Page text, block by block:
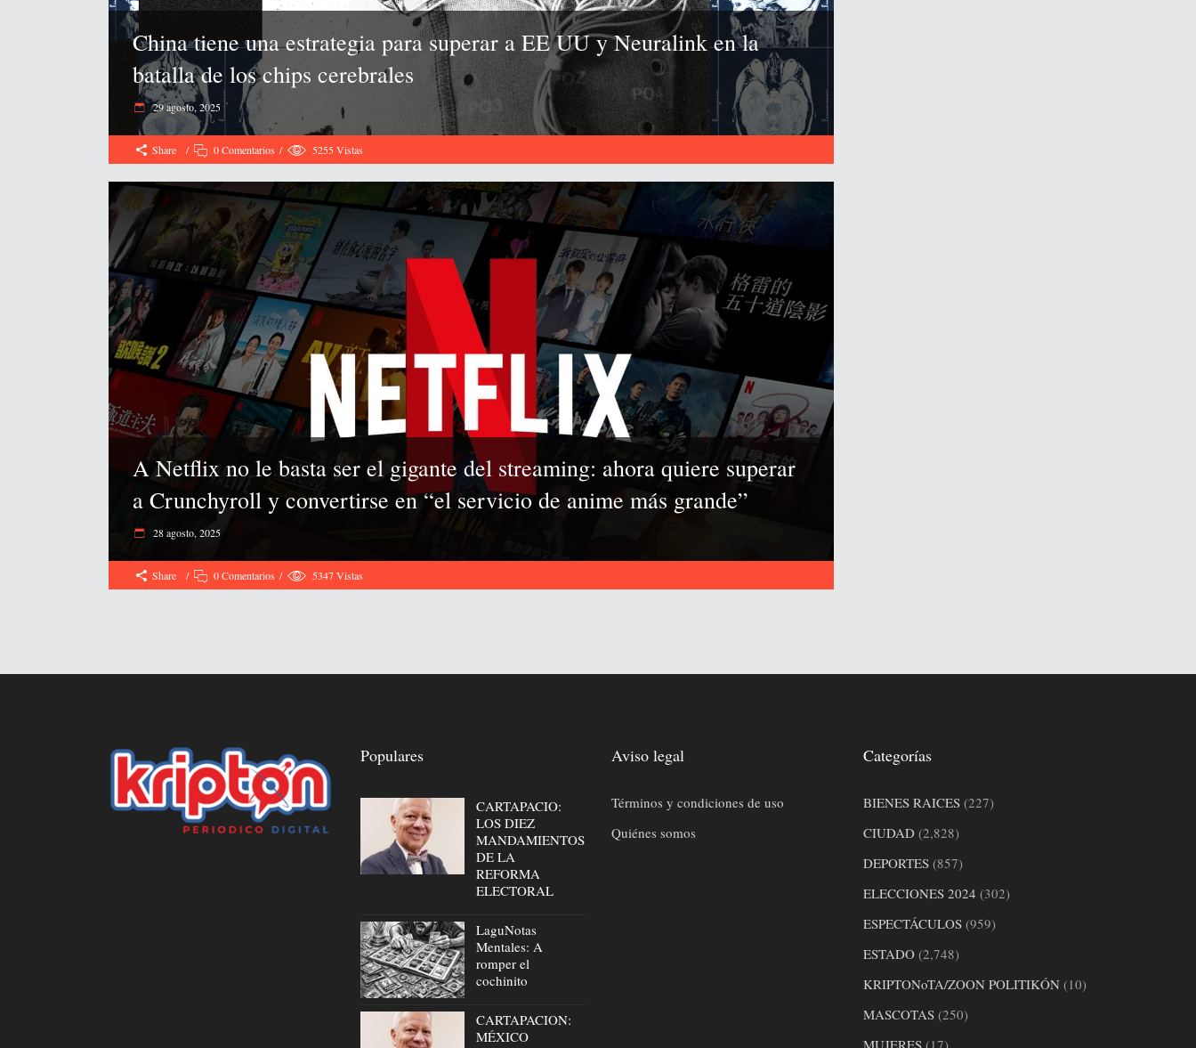
China tiene una estrategia para superar a EE UU y Neuralink en la
batalla de los chips cerebrales
29 agosto, 2025
Share 0 Comentarios 5255Vistas
A Netflix no le basta ser el gigante del streaming: ahora quiere superar
a Crunchyroll y convertirse en “el servicio de anime más grande”
28 agosto, 2025
Share 0 Comentarios 5347Vistas
Populares
CARTAPACIO:
LOS DIEZ
MANDAMIENTOS
DE LA
REFORMA
ELECTORAL
LaguNotas
Mentales: A
romper el
cochinito
CARTAPACION:
MÉXICO
Aviso legal
Términos y condiciones de uso
Quiénes somos
Categorías
BIENES RAICES(227)
CIUDAD(2,828)
DEPORTES(857)
ELECCIONES 2024 (302)
ESPECTÁCULOS(959)
ESTADO(2,748)
KRIPTONoTA/ZOON POLITIKÓN(10)
MASCOTAS(250)